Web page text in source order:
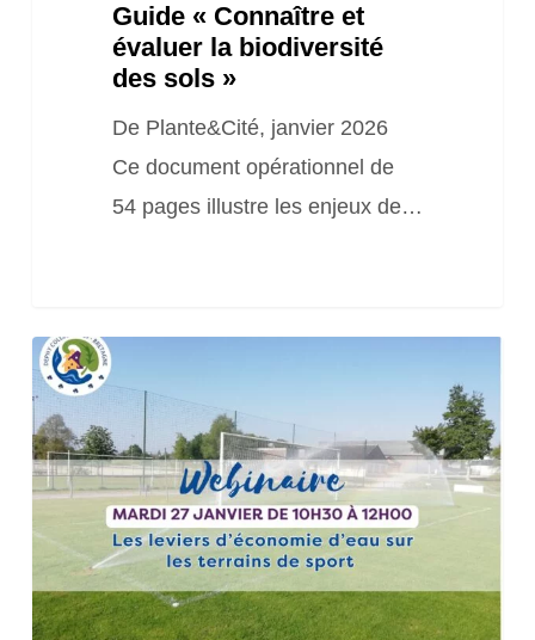
Guide « Connaître et
évaluer la biodiversité
des sols »
De Plante&Cité, janvier 2026
Ce document opérationnel de
54 pages illustre les enjeux de…
Webinaire
«
Les
leviers
d’économie
d’eau
sur
les